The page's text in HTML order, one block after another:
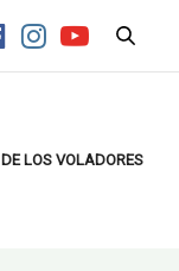
LOS VOLADORES